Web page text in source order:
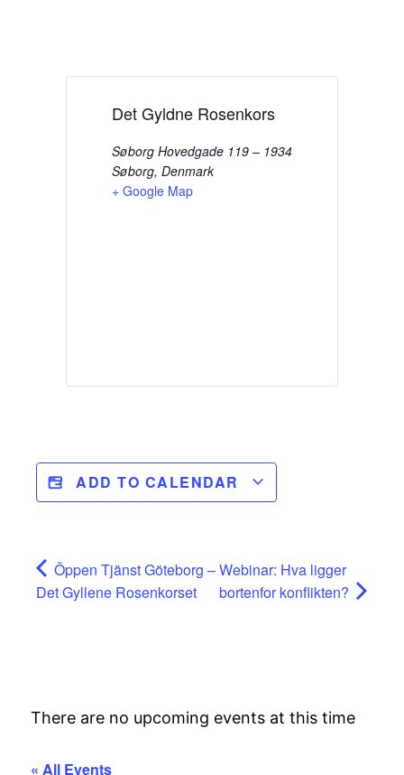
Det Gyldne Rosenkors
Søborg Hovedgade 119 – 1934
Søborg, Denmark
+ Google Map
ADD TO CALENDAR
Öppen Tjänst Göteborg –
Det Gyllene Rosenkorset
Webinar: Hva ligger
bortenfor konflikten?
There are no upcoming events at this time
« All Events